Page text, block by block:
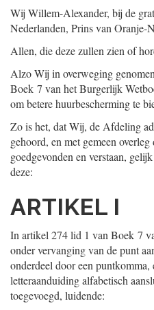
Wij Willem-Alexander, bij de
Nederlanden, Prins van Oranje-
Allen, die deze zullen zien of
Alzo Wij in overweging
Boek 7 van het Burgerlijk
om betere huurbescherming te
Zo is het, dat Wij, de Afdeling
gehoord, en met gemeen
goedgevonden en verstaan,
deze:
ARTIKEL I
In artikel 274 lid 1 van Boek 7
onder vervanging van de punt
onderdeel door een
letteraanduiding alfabetisch
toegevoegd, luidende: